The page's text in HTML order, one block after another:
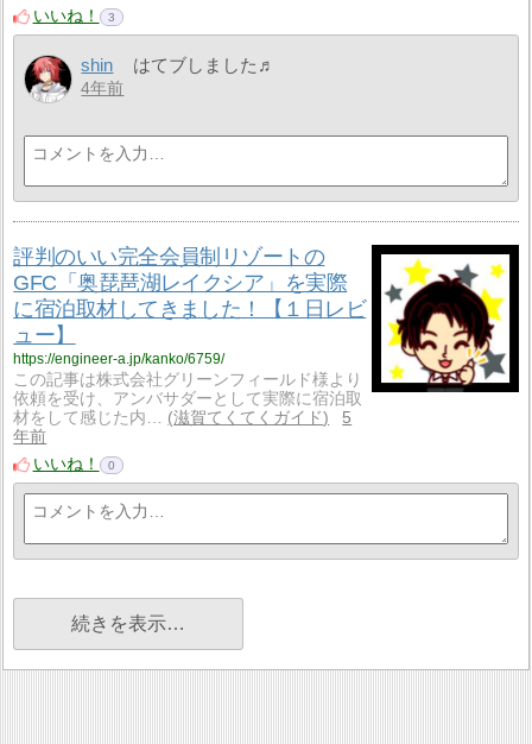
いいね！
3
shin はてブしました♬
4年前
評判のいい完全会員制リゾートの
GFC「奥琵琶湖レイクシア」を実際
に宿泊取材してきました！【１日レビ
ュー】
https://engineer-a.jp/kanko/6759/
この記事は株式会社グリーンフィールド様より
依頼を受け、アンバサダーとして実際に宿泊取
材をして感じた内…
滋賀てくてくガイド
5
年前
いいね！
0
続きを表示…